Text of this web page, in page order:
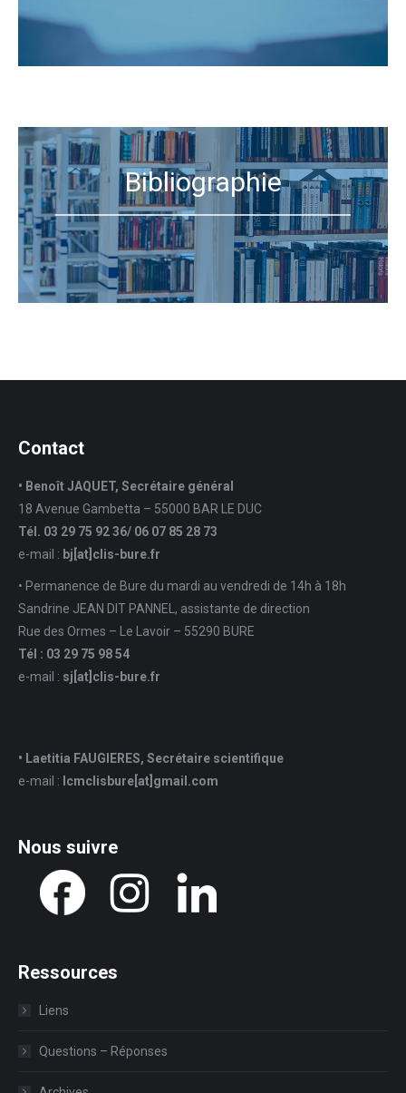
Bibliographie
Contact
• Benoît JAQUET, Secrétaire général
18 Avenue Gambetta – 55000 BAR LE DUC
Tél. 03 29 75 92 36/ 06 07 85 28 73
e-mail : bj[at]clis-bure.fr
• Permanence de Bure du mardi au vendredi de 14h à 18h
Sandrine JEAN DIT PANNEL, assistante de direction
Rue des Ormes – Le Lavoir – 55290 BURE
Tél : 03 29 75 98 54
e-mail : sj [at] clis-bure.fr
• Laetitia FAUGIERES, Secrétaire scientifique
e-mail : lcmclisbure[at]gmail.com
Nous suivre
Ressources
Liens
Questions – Réponses